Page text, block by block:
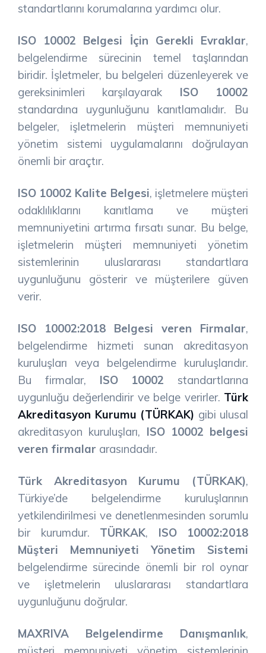
standartlarını korumalarına yardımcı olur.
ISO 10002 Belgesi İçin Gerekli Evraklar,
belgelendirme sürecinin temel taşlarından
biridir. İşletmeler, bu belgeleri düzenleyerek ve
gereksinimleri karşılayarak ISO 10002
standardına uygunluğunu kanıtlamalıdır. Bu
belgeler, işletmelerin müşteri memnuniyeti
yönetim sistemi uygulamalarını doğrulayan
önemli bir araçtır.
ISO 10002 Kalite Belgesi, işletmelere müşteri
odaklılıklarını kanıtlama ve müşteri
memnuniyetini artırma fırsatı sunar. Bu belge,
işletmelerin müşteri memnuniyeti yönetim
sistemlerinin uluslararası standartlara
uygunluğunu gösterir ve müşterilere güven
verir.
ISO 10002:2018 Belgesi veren Firmalar,
belgelendirme hizmeti sunan akreditasyon
kuruluşları veya belgelendirme kuruluşlarıdır.
Bu firmalar, ISO 10002 standartlarına
uygunluğu değerlendirir ve belge verirler. Türk
Akreditasyon Kurumu (TÜRKAK) gibi ulusal
akreditasyon kuruluşları, ISO 10002 belgesi
veren firmalar arasındadır.
Türk Akreditasyon Kurumu (TÜRKAK),
Türkiye’de belgelendirme kuruluşlarının
yetkilendirilmesi ve denetlenmesinden sorumlu
bir kurumdur. TÜRKAK, ISO 10002:2018
Müşteri Memnuniyeti Yönetim Sistemi
belgelendirme sürecinde önemli bir rol oynar
ve işletmelerin uluslararası standartlara
uygunluğunu doğrular.
MAXRIVA Belgelendirme Danışmanlık,